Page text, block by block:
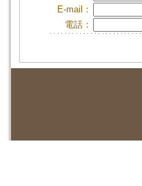
E-mail：
電話：